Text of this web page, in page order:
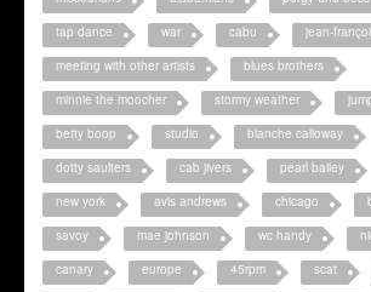
tap dance
war cabu
jean-
meeting with other artists
blues brothers
minnie the moocher
stormy weather
betty boop
studio blanche calloway
dotty saulters
cab jivers pearl bailey
new york
avis andrews chicago
savoy
mae johnson wc handy
canary
europe 45rpm scat